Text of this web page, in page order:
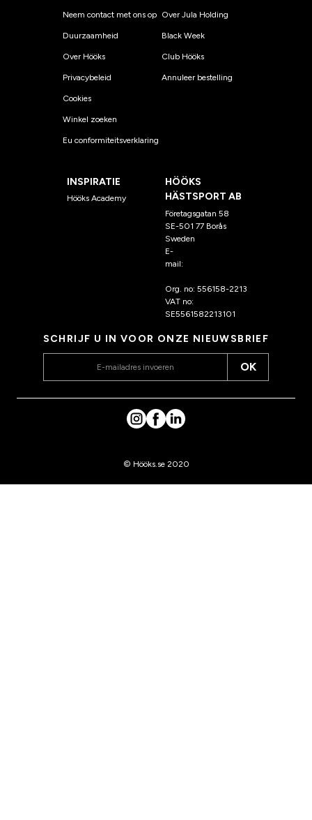
Neem contact met ons op
Duurzaamheid
Over Hööks
Privacybeleid
Cookies
Winkel zoeken
Eu conformiteitsverklaring
Over Jula Holding
Black Week
Club Hööks
Annuleer bestelling
INSPIRATIE
Hööks Academy
HÖÖKS
HÄSTSPORT AB
Företagsgatan 58
SE-501 77 Borås
Sweden
E-
mail:
Org. no: 556158-2213
VAT no:
SE5561582213101
SCHRIJF U IN VOOR ONZE NIEUWSBRIEF
OK
© Hööks.se 2020